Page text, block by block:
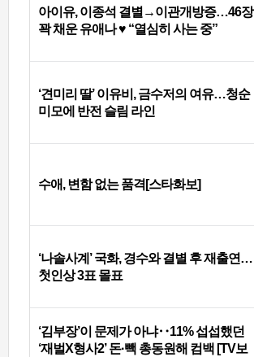
아이유, 이종석 결별→이관개방증…46장
꽉 채운 유애나 ♥ “열심히 사는 중”
‘견미리 딸’ 이유비, 금수저의 여유…청순
미모에 반전 슬림 라인
수애, 변함 없는 품격[스타화보]
‘나솔사계’ 국화, 경수와 결별 후 재출연…
첫인상 3표 몰표
‘김부장’이 문제가 아냐‥11% 섭섭했던
‘재벌X형사2’ 돈·빽 총동원해 컴백 [TV보